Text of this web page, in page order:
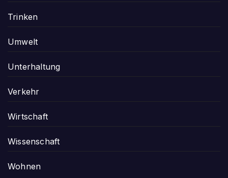
Trinken
Umwelt
Unterhaltung
Verkehr
Wirtschaft
Wissenschaft
Wohnen